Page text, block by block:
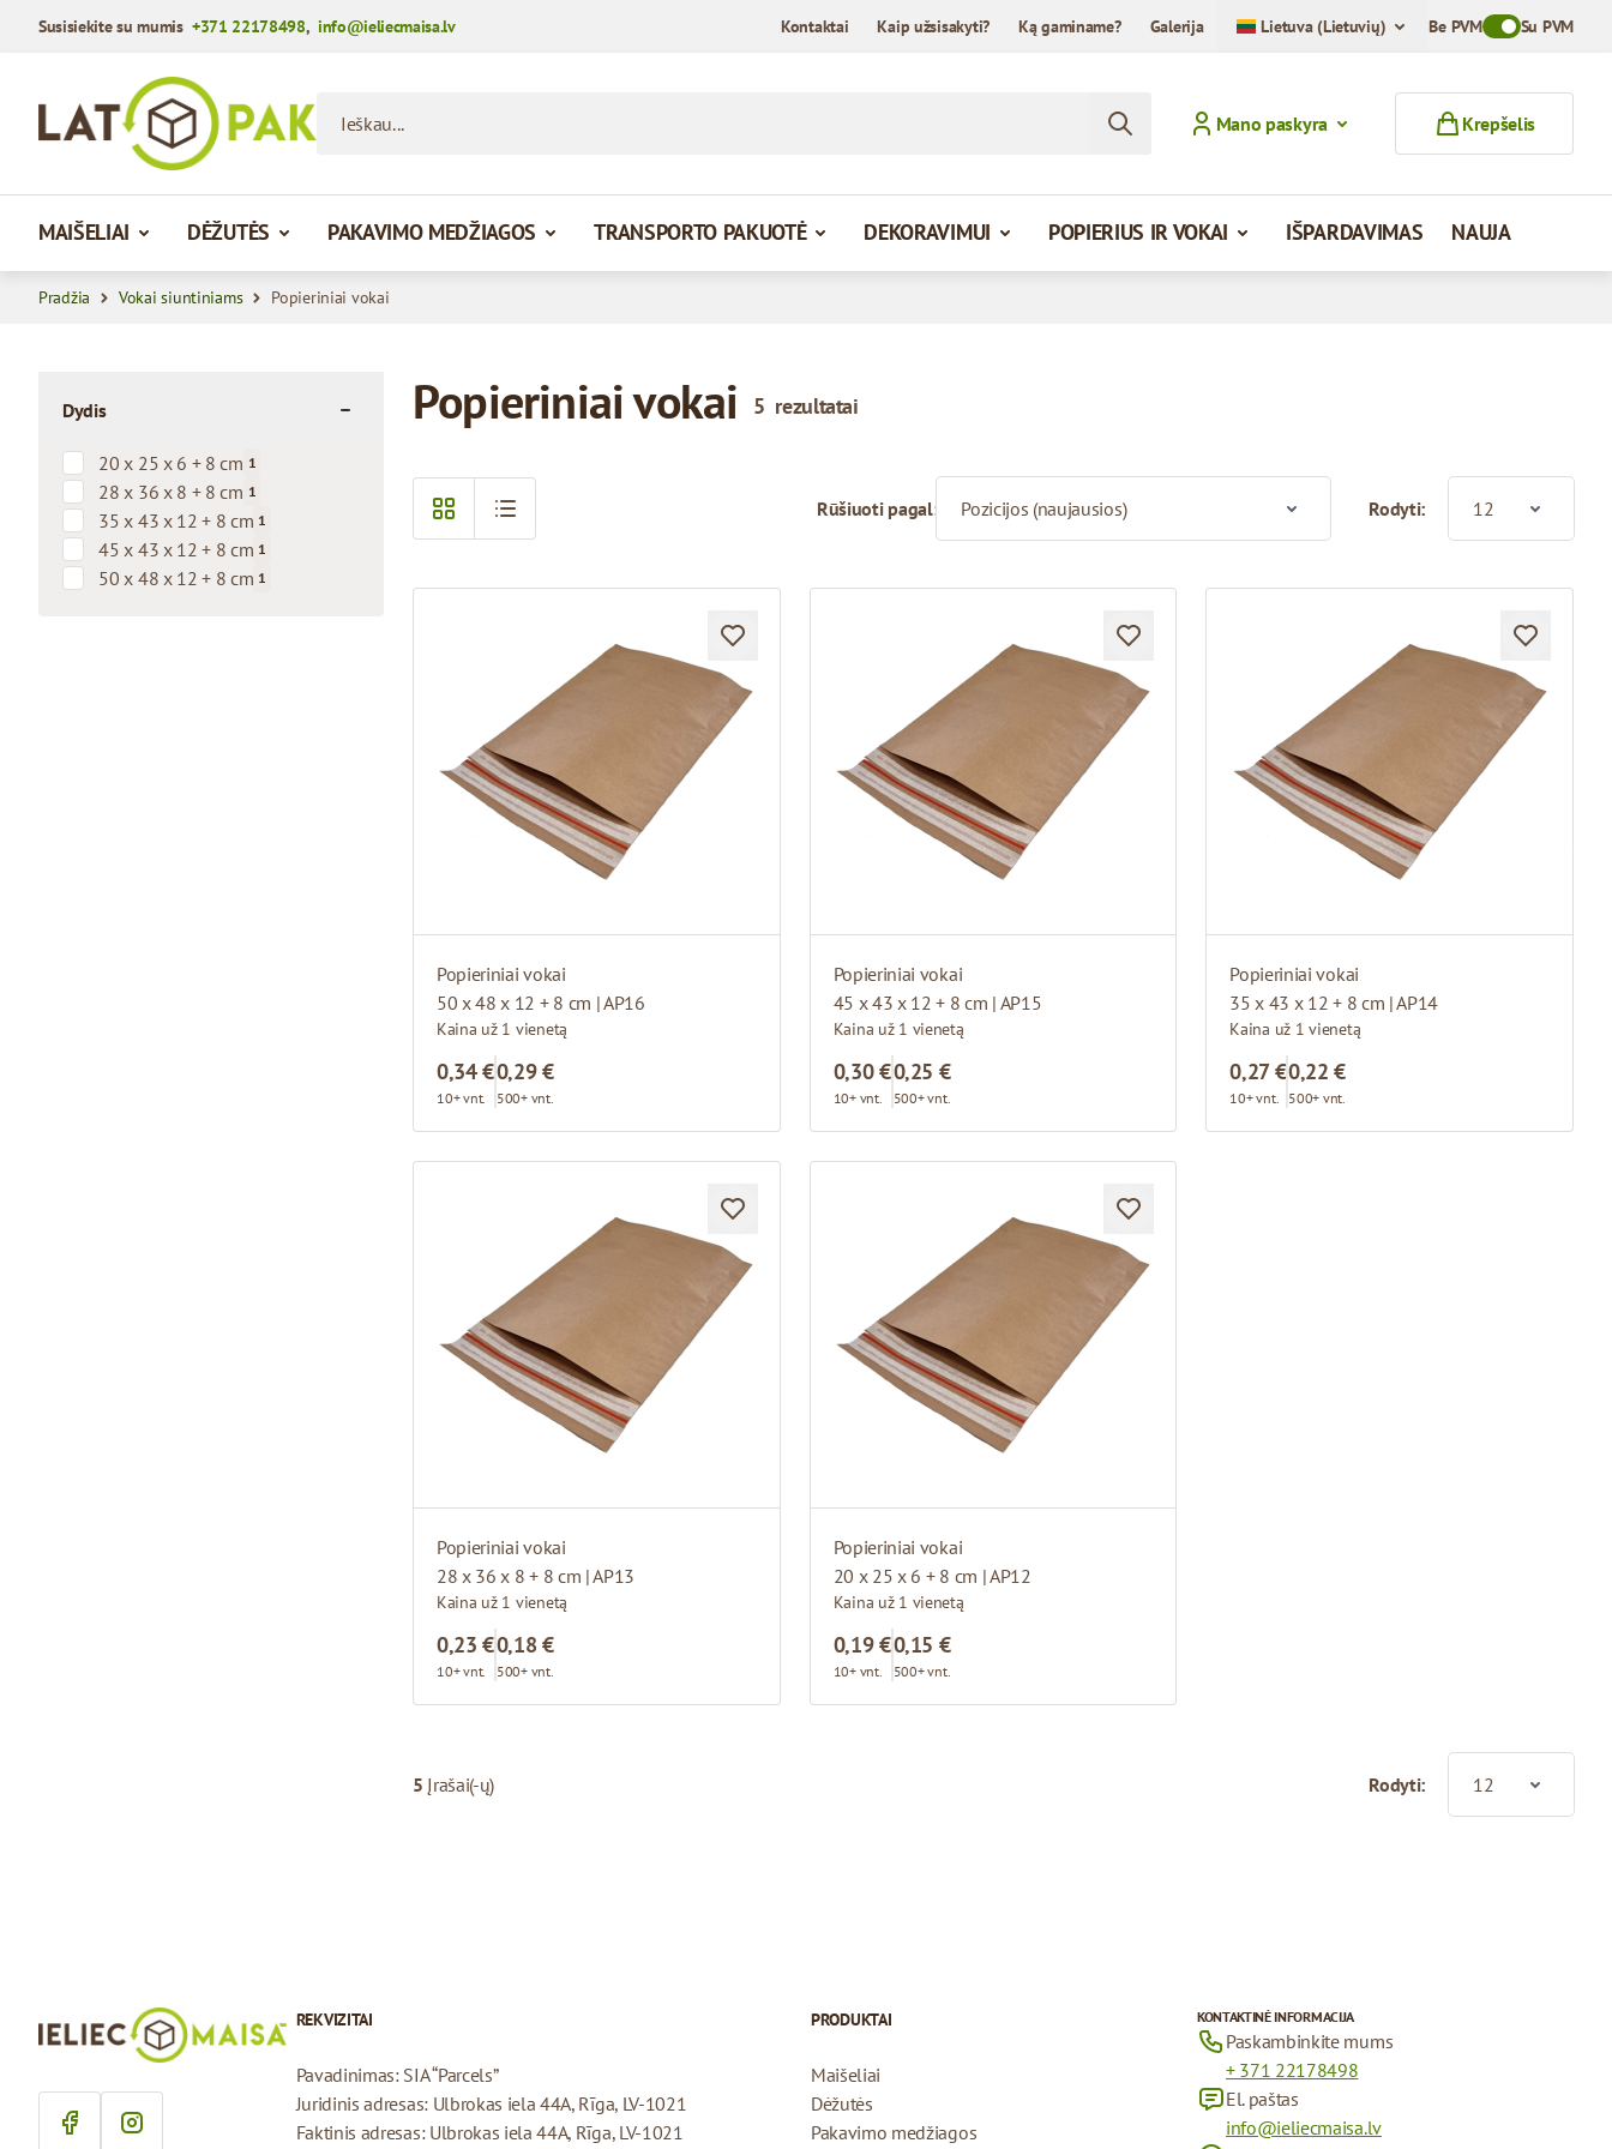
Susisiekite su mumis +371 22178498, info@ieliecmaisa.lv Kontaktai Kaip užsisakyti? Ką gaminame? Galerija Lietuva (Lietuvių) Be PVMToggle VAT
Su PVM
Mano paskyra Krepšelis
MAIŠELIAI DĖŽUTĖS PAKAVIMO MEDŽIAGOS TRANSPORTO PAKUOTĖ DEKORAVIMUI POPIERIUS IR VOKAI IŠPARDAVIMAS NAUJA
Pradžia Vokai siuntiniams Popieriniai vokai
Dydis
20 x 25 x 6 + 8 cm 1
28 x 36 x 8 + 8 cm 1
35 x 43 x 12 + 8 cm 1
45 x 43 x 12 + 8 cm 1
50 x 48 x 12 + 8 cm 1
Popieriniai vokai 5 rezultatai
Rūšiuoti pagal: Rodyti:
Popieriniai vokai
50 x 48 x 12 + 8 cm | AP16
Kaina už 1 vienetą
0,34 €
10+ vnt.
0,29 €
500+ vnt.
Popieriniai vokai
45 x 43 x 12 + 8 cm | AP15
Kaina už 1 vienetą
0,30 €
10+ vnt.
0,25 €
500+ vnt.
Popieriniai vokai
35 x 43 x 12 + 8 cm | AP14
Kaina už 1 vienetą
0,27 €
10+ vnt.
0,22 €
500+ vnt.
Popieriniai vokai
28 x 36 x 8 + 8 cm | AP13
Kaina už 1 vienetą
0,23 €
10+ vnt.
0,18 €
500+ vnt.
Popieriniai vokai
20 x 25 x 6 + 8 cm | AP12
Kaina už 1 vienetą
0,19 €
10+ vnt.
0,15 €
500+ vnt.
5 Įrašai(-ų) Rodyti:
REKVIZITAI
Pavadinimas: SIA “Parcels”
Juridinis adresas: Ulbrokas iela 44A, Rīga, LV-1021
Faktinis adresas: Ulbrokas iela 44A, Rīga, LV-1021
PRODUKTAI
Maišeliai
Dėžutės
Pakavimo medžiagos
KONTAKTINĖ INFORMACIJA
Paskambinkite mums
+ 371 22178498
El. paštas
info@ieliecmaisa.lv